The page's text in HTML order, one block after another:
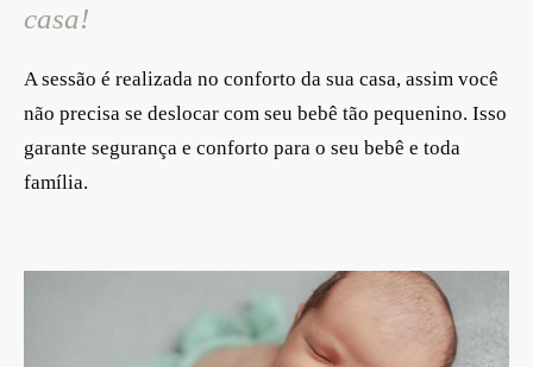
casa!
A sessão é realizada no conforto da sua casa, assim você
não precisa se deslocar com seu bebê tão pequenino. Isso
garante segurança e conforto para o seu bebê e toda
família.